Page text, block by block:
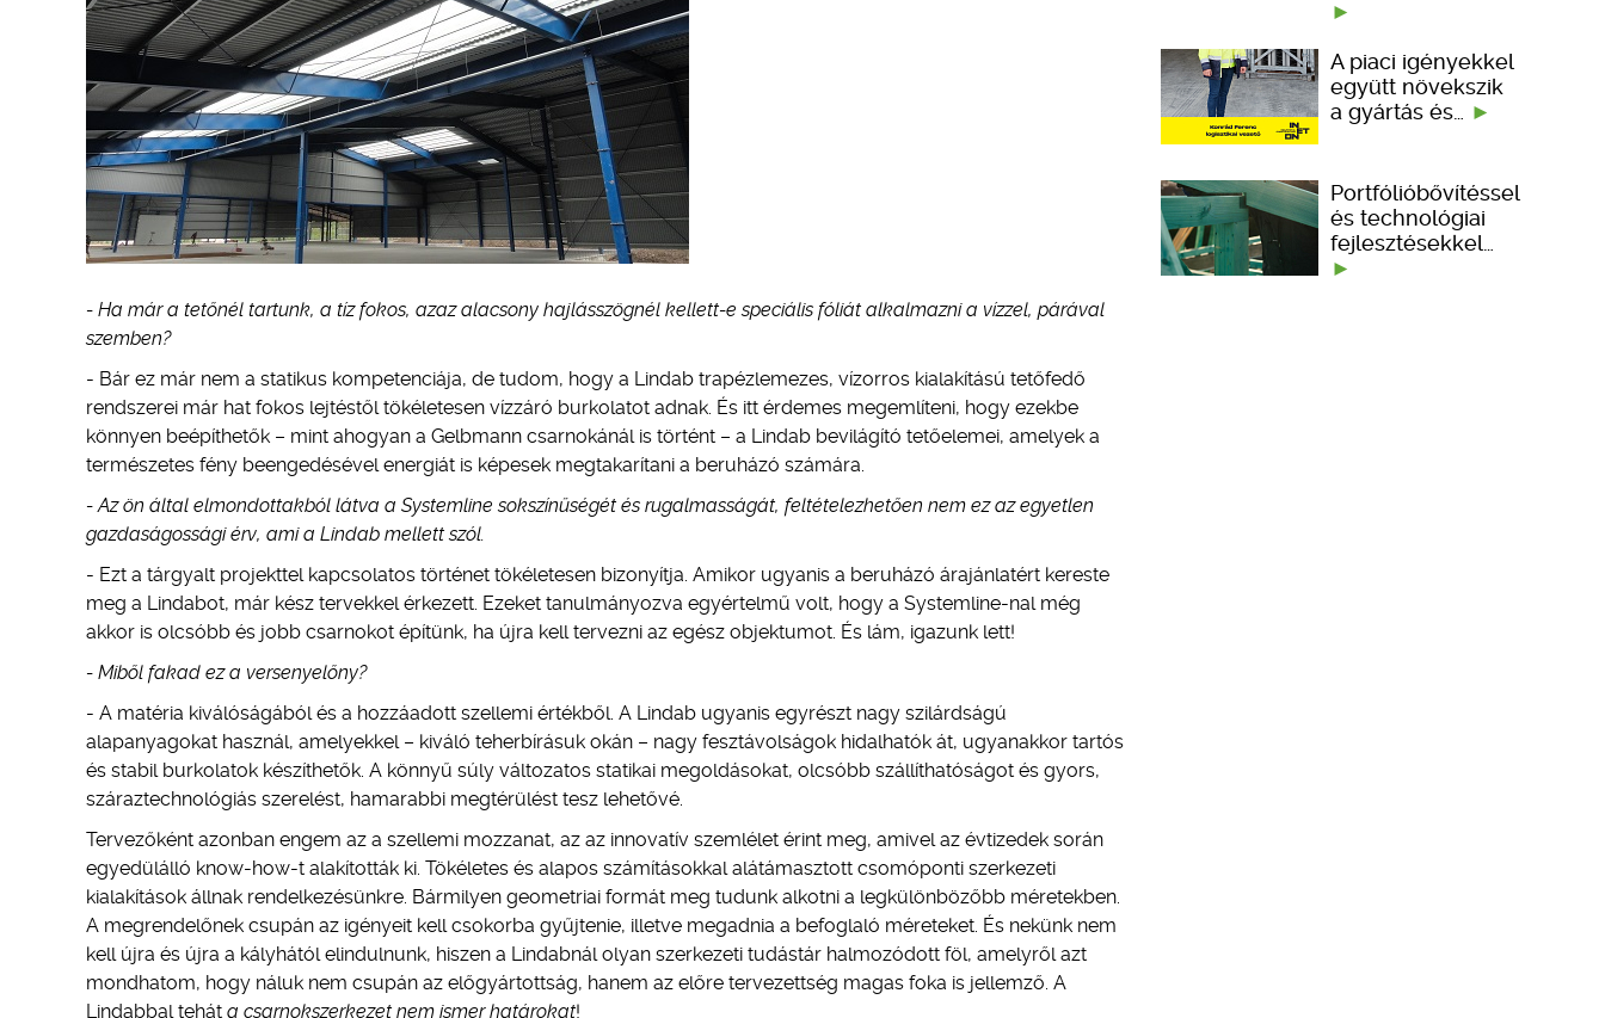
- Ha már a tetőnél tartunk, a tíz fokos, azaz alacsony hajlásszögnél kellett-e speciális fóliát alkalmazni a vízzel, párával
szemben?
- Bár ez már nem a statikus kompetenciája, de tudom, hogy a Lindab trapézlemezes, vízorros kialakítású tetőfedő
rendszerei már hat fokos lejtéstől tökéletesen vízzáró burkolatot adnak. És itt érdemes megemlíteni, hogy ezekbe
könnyen beépíthetők – mint ahogyan a Gelbmann csarnokánál is történt – a Lindab bevilágító tetőelemei, amelyek a
természetes fény beengedésével energiát is képesek megtakarítani a beruházó számára.
- Az ön által elmondottakból látva a Systemline sokszínűségét és rugalmasságát, feltételezhetően nem ez az egyetlen
gazdaságossági érv, ami a Lindab mellett szól.
- Ezt a tárgyalt projekttel kapcsolatos történet tökéletesen bizonyítja. Amikor ugyanis a beruházó árajánlatért kereste
meg a Lindabot, már kész tervekkel érkezett. Ezeket tanulmányozva egyértelmű volt, hogy a Systemline-nal még
akkor is olcsóbb és jobb csarnokot építünk, ha újra kell tervezni az egész objektumot. És lám, igazunk lett!
- Miből fakad ez a versenyelőny?
- A matéria kiválóságából és a hozzáadott szellemi értékből. A Lindab ugyanis egyrészt nagy szilárdságú
alapanyagokat használ, amelyekkel – kiváló teherbírásuk okán – nagy fesztávolságok hidalhatók át, ugyanakkor tartós
és stabil burkolatok készíthetők. A könnyű súly változatos statikai megoldásokat, olcsóbb szállíthatóságot és gyors,
száraztechnológiás szerelést, hamarabbi megtérülést tesz lehetővé.
Tervezőként azonban engem az a szellemi mozzanat, az az innovatív szemlélet érint meg, amivel az évtizedek során
egyedülálló know-how-t alakították ki. Tökéletes és alapos számításokkal alátámasztott csomóponti szerkezeti
kialakítások állnak rendelkezésünkre. Bármilyen geometriai formát meg tudunk alkotni a legkülönbözőbb méretekben.
A megrendelőnek csupán az igényeit kell csokorba gyűjtenie, illetve megadnia a befoglaló méreteket. És nekünk nem
kell újra és újra a kályhától elindulnunk, hiszen a Lindabnál olyan szerkezeti tudástár halmozódott föl, amelyről azt
mondhatom, hogy náluk nem csupán az előgyártottság, hanem az előre tervezettség magas foka is jellemző. A
Lindabbal tehát a csarnokszerkezet nem ismer határokat!
A piaci igényekkel
együtt növekszik
a gyártás és…
Portfólióbővítéssel
és technológiai
fejlesztésekkel…